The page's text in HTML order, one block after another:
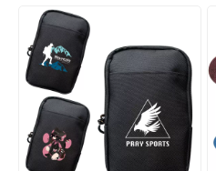
ンタブやストラップも取り
揃えております。 短納期・
小ロットでの対応も可能で
すのでご不明点がありまし
たらお気軽にご相談くださ
い。
ニフォーム型の3種類です。
さらに、 フォンタブ
ョルダーストラップ（紐タ
イプとチェーンタイプ）も
あり、調整が簡単な紐タイ
プは20色、高級感のあるチ
ェーンタイプは5種類と多彩
に取り揃えております。ス
プ、TPU仕様のソフトタイ
プをお選びいただけます。
販売に必要な資材も取り揃
えておりますので、お客様
にはデザインをご入稿いた
だくだけでオリジナル商品
として販売していただくこ
とができます。 短納期・小
ロットでの対応も可能です